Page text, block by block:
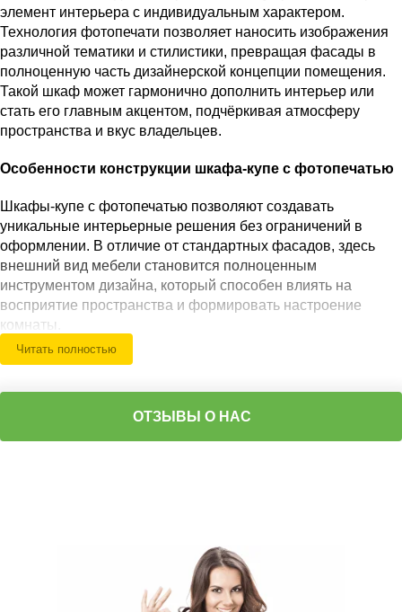
элемент интерьера с индивидуальным характером.
Технология фотопечати позволяет наносить изображения
различной тематики и стилистики, превращая фасады в
полноценную часть дизайнерской концепции помещения.
Такой шкаф может гармонично дополнить интерьер или
стать его главным акцентом, подчёркивая атмосферу
пространства и вкус владельцев.
Особенности конструкции шкафа-купе с фотопечатью
Шкафы-купе с фотопечатью позволяют создавать
уникальные интерьерные решения без ограничений в
оформлении. В отличие от стандартных фасадов, здесь
внешний вид мебели становится полноценным
инструментом дизайна, который способен влиять на
восприятие пространства и формировать настроение
комнаты.
Наши специалисты ещё на этапе проектирования
изображение на фасадах не выглядит случайным
элементом, а становится органичной частью пространства.
или минималистичные дизайнерские решения.
Популярностью пользуются шкафы-купе с дверями
фотопечать, а также модели с зеркальными вставками и
Читать полностью
ОТЗЫВЫ О НАС